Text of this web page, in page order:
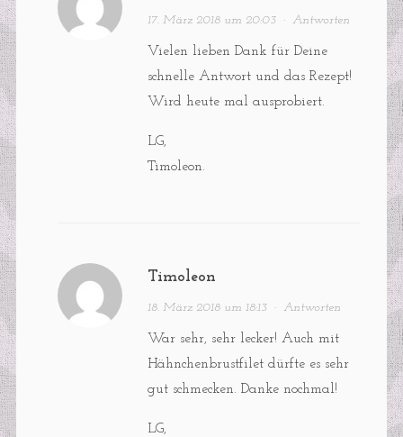
17. März 2018 um 20:03· Antworten
Vielen lieben Dank für Deine
schnelle Antwort und das Rezept!
Wird heute mal ausprobiert.
LG,
Timoleon.
Timoleon
18. März 2018 um 18:13· Antworten
War sehr, sehr lecker! Auch mit
Hähnchenbrustfilet dürfte es sehr
gut schmecken. Danke nochmal!
LG,